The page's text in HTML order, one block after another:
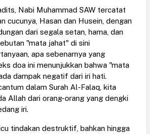
Nabi Muhammad SAW tercatat
cucunya, Hasan dan Husein, dengan
dari segala setan, hama, dan
"mata jahat" di sini
apa sebenarnya yang
doa ini menunjukkan bahwa "mata
dampak negatif dari iri hati.
dalam Surah Al-Falaq, kita
Allah dari orang-orang yang dengki
iri.
tindakan destruktif, bahkan hingga